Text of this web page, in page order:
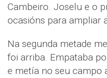
Cambeiro. Joselu e o
ocasións para ampliar
Na segunda metade
foi arriba. Empataba
e metía no seu campo